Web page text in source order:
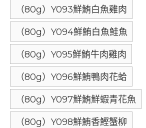
（80g）Y093鮮鮪白魚雞肉
（80g）Y094鮮鮪白魚鮭魚
（80g）Y095鮮鮪牛肉雞肉
（80g）Y096鮮鮪鴨肉花蛤
（80g）Y097鮮鮪鮮蝦青花魚
（80g）Y098鮮鮪香鰹蟹柳